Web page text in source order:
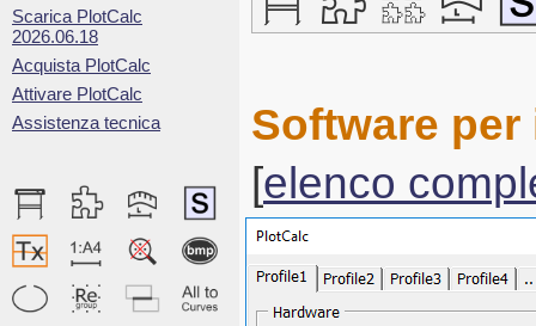
Scarica PlotCalc
2026.06.18
Acquista PlotCalc
Attivare PlotCalc
Assistenza tecnica
Software per
[elenco